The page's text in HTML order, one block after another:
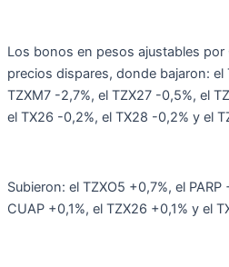
Los bonos en pesos ajustables por
precios dispares, donde bajaron:
TZXM7 -2,7%, el TZX27 -0,5%, el
el TX26 -0,2%, el TX28 -0,2% y el
Subieron: el TZXO5 +0,7%, el
CUAP +0,1%, el TZX26 +0,1% y el